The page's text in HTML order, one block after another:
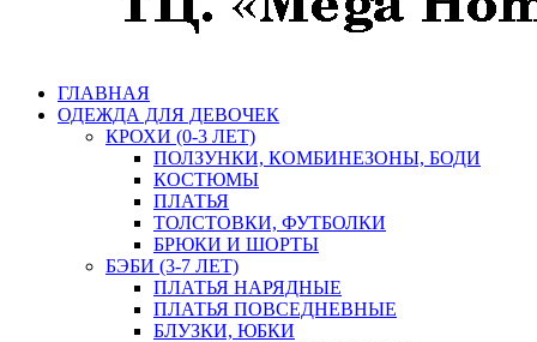
ГЛАВНАЯ
ОДЕЖДА ДЛЯ ДЕВОЧЕК
КРОХИ (0-3 ЛЕТ)
ПОЛЗУНКИ, КОМБИНЕЗОНЫ, БОДИ
КОСТЮМЫ
ПЛАТЬЯ
ТОЛСТОВКИ, ФУТБОЛКИ
БРЮКИ И ШОРТЫ
БЭБИ (3-7 ЛЕТ)
ПЛАТЬЯ НАРЯДНЫЕ
ПЛАТЬЯ ПОВСЕДНЕВНЫЕ
БЛУЗКИ, ЮБКИ